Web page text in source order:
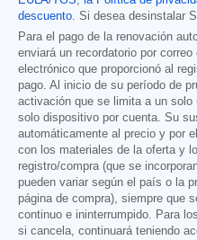
descuento. Si desea desinstalar
Para el pago de la renovación
enviará un recordatorio por
electrónico que proporcionó al
pago. Al inicio de su período de
activación que se limita a un solo
solo dispositivo por cuenta. Su
automáticamente al precio y por
con los materiales de la oferta y
registro/compra (que se
pueden variar según el país o la
página de compra), siempre que
continuo e ininterrumpido. Para
si cancela, continuará teniendo